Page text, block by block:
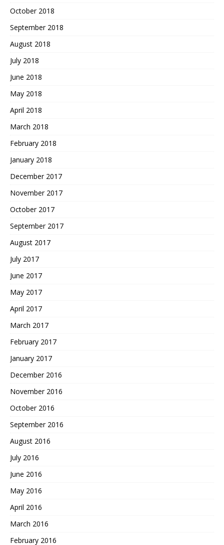
October 2018
September 2018
August 2018
July 2018
June 2018
May 2018
April 2018
March 2018
February 2018
January 2018
December 2017
November 2017
October 2017
September 2017
August 2017
July 2017
June 2017
May 2017
April 2017
March 2017
February 2017
January 2017
December 2016
November 2016
October 2016
September 2016
August 2016
July 2016
June 2016
May 2016
April 2016
March 2016
February 2016